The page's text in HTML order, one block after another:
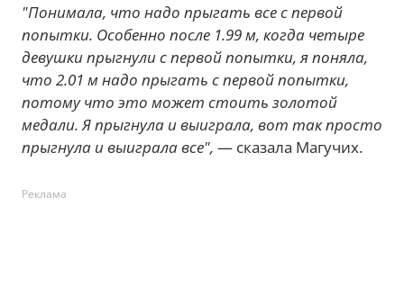
"Понимала, что надо прыгать все с первой
попытки. Особенно после 1.99 м, когда четыре
девушки прыгнули с первой попытки, я поняла,
что 2.01 м надо прыгать с первой попытки,
потому что это может стоить золотой
медали. Я прыгнула и выиграла, вот так просто
прыгнула и выиграла все", — сказала Магучих.
Реклама